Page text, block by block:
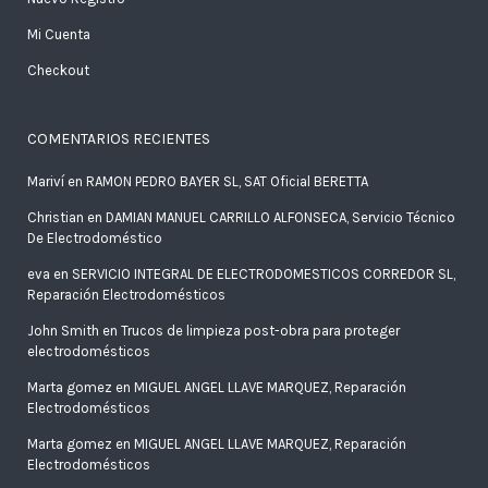
Mi Cuenta
Checkout
COMENTARIOS RECIENTES
Marivíen RAMON PEDRO BAYER SL, SAT Oficial BERETTA
Christian en DAMIAN MANUEL CARRILLO ALFONSECA, Servicio Técnico
De Electrodoméstico
eva en SERVICIO INTEGRAL DE ELECTRODOMESTICOS CORREDOR SL,
Reparación Electrodomésticos
John Smith en Trucos de limpieza post-obra para proteger
electrodomésticos
Marta gomez en MIGUEL ANGEL LLAVE MARQUEZ, Reparación
Electrodomésticos
Marta gomez en MIGUEL ANGEL LLAVE MARQUEZ, Reparación
Electrodomésticos